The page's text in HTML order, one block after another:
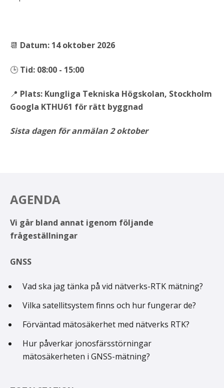
📆 Datum: 14 oktober 2026
🕒 Tid: 08:00 - 15:00
📍 Plats: Kungliga Tekniska Högskolan, Stockholm
Googla KTHU61 för rätt byggnad
Sista dagen för anmälan 2 oktober
AGENDA
Vi går bland annat igenom följande
frågeställningar
GNSS
Vad ska jag tänka på vid nätverks-RTK mätning?
Vilka satellitsystem finns och hur fungerar de?
Förväntad mätosäkerhet med nätverks RTK?
Hur påverkar jonosfärsstörningar
mätosäkerheten i GNSS-mätning?